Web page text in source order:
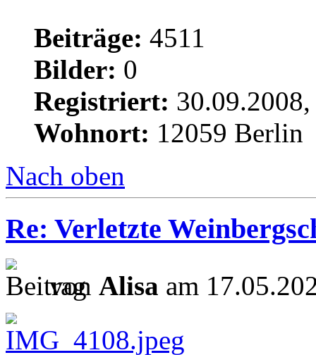
Beiträge: 4511
Bilder: 0
Registriert:
Wohnort: 12059 Berlin
Nach oben
Re: Verletzte
von Alisa am